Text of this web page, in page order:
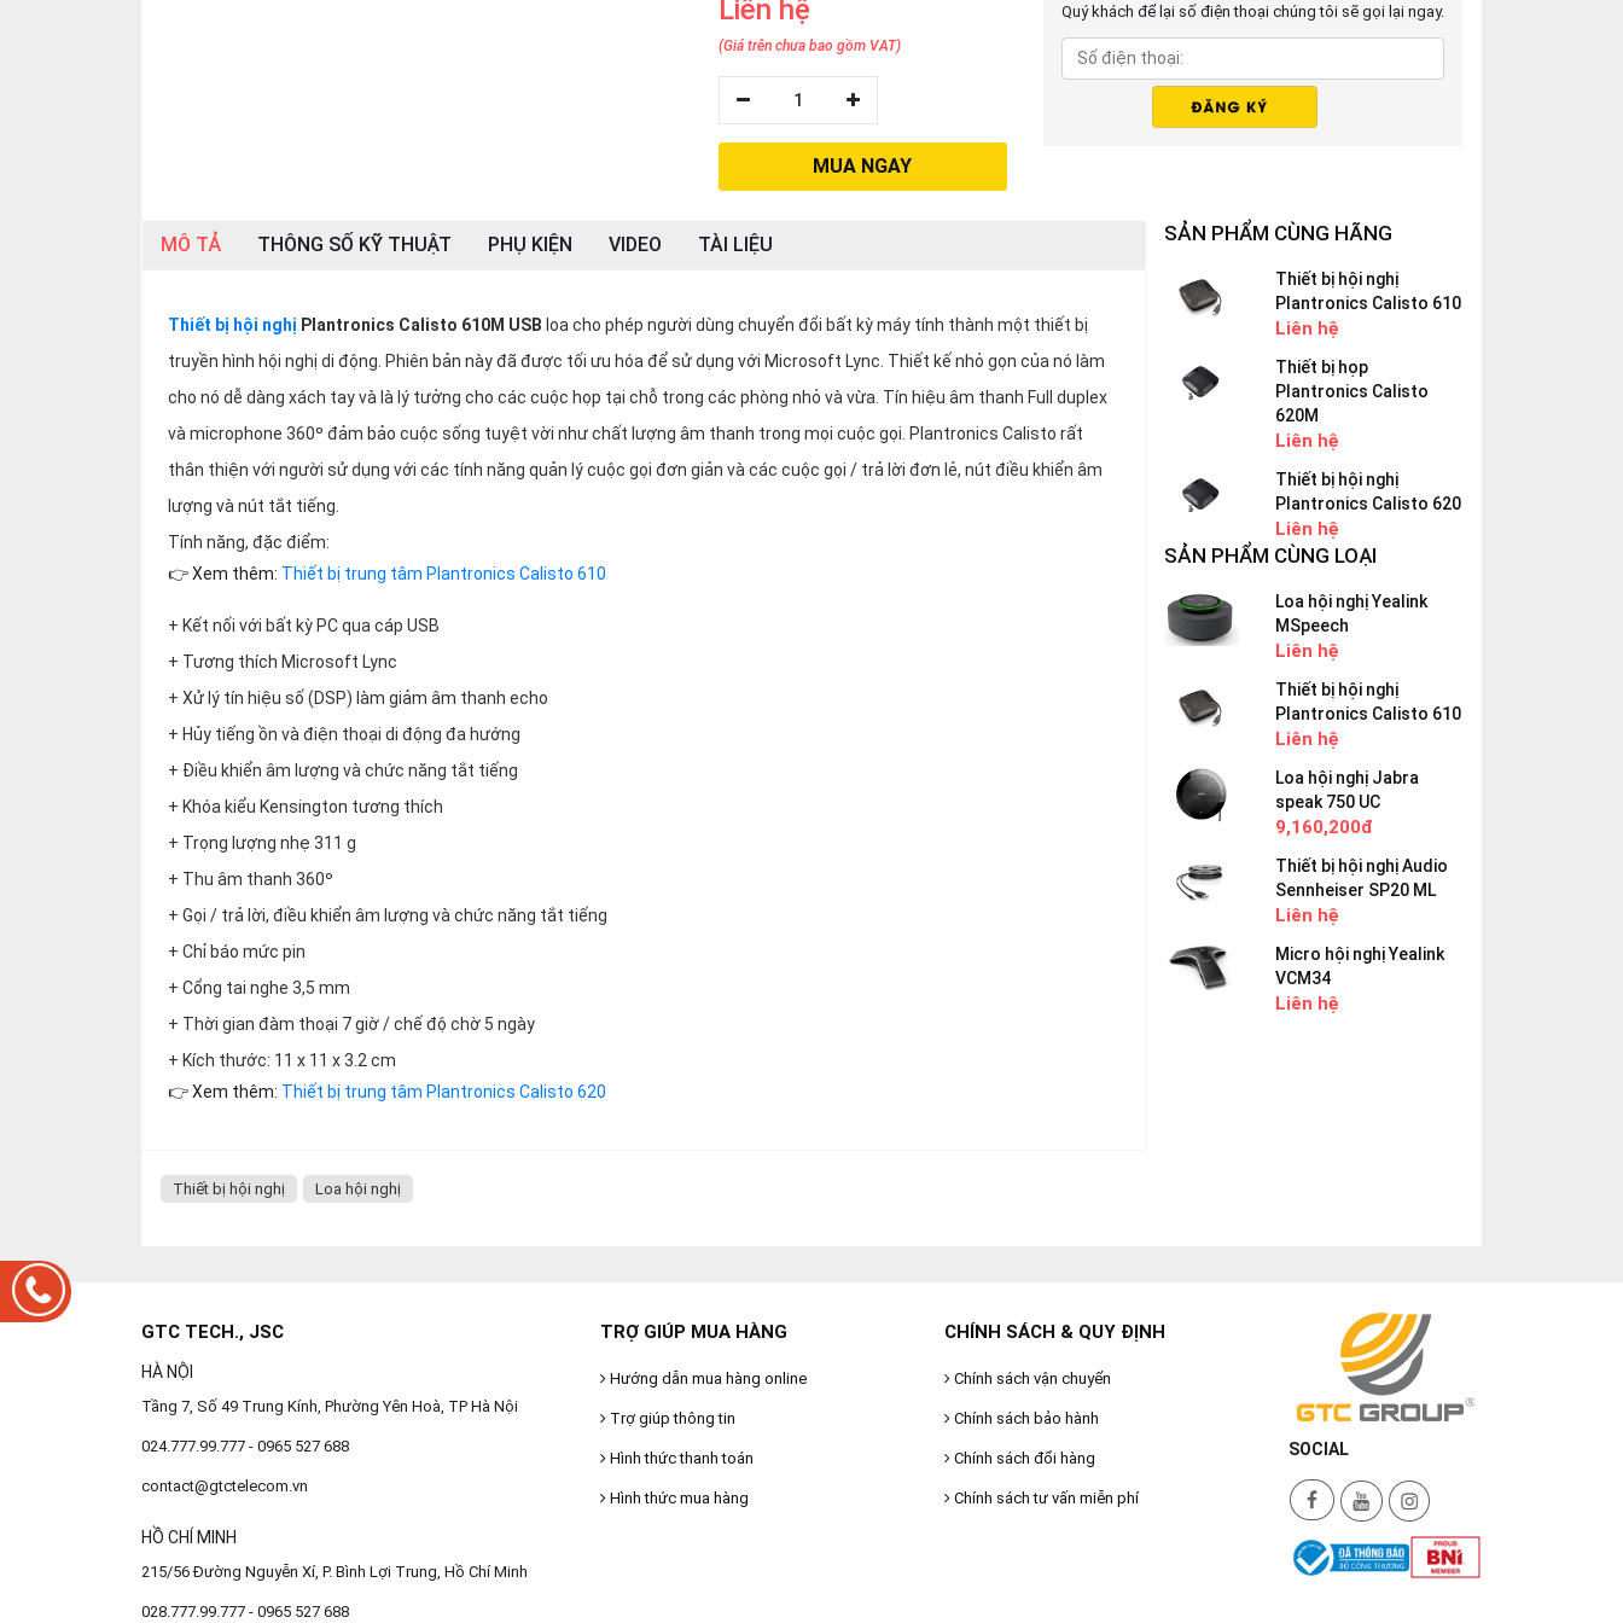
Liên hệ
(Giá trên chưa bao gồm VAT)
1
MUA NGAY
Quý khách để lại số điện thoại chúng tôi sẽ gọi lại ngay.
MÔ TẢ THÔNG SỐ KỸ THUẬT PHỤ KIỆN VIDEO TÀI LIỆU
Thiết bị hội nghị Plantronics Calisto 610M USB loa cho phép người dùng chuyển đổi bất kỳ máy tính thành một thiết bị
truyền hình hội nghị di động. Phiên bản này đã được tối ưu hóa để sử dụng với Microsoft Lync. Thiết kế nhỏ gọn của nó làm
cho nó dễ dàng xách tay và là lý tưởng cho các cuộc họp tại chỗ trong các phòng nhỏ và vừa. Tín hiệu âm thanh Full duplex
và microphone 360º đảm bảo cuộc sống tuyệt vời như chất lượng âm thanh trong mọi cuộc gọi. Plantronics Calisto rất
thân thiện với người sử dụng với các tính năng quản lý cuộc gọi đơn giản và các cuộc gọi / trả lời đơn lẻ, nút điều khiển âm
lượng và nút tắt tiếng.
Tính năng, đặc điểm:
👉 Xem thêm: Thiết bị trung tâm Plantronics Calisto 610
+ Kết nối với bất kỳ PC qua cáp USB
+ Tương thích Microsoft Lync
+ Xử lý tín hiệu số (DSP) làm giảm âm thanh echo
+ Hủy tiếng ồn và điện thoại di động đa hướng
+ Điều khiển âm lượng và chức năng tắt tiếng
+ Khóa kiểu Kensington tương thích
+ Trọng lượng nhẹ 311 g
+ Thu âm thanh 360º
+ Gọi / trả lời, điều khiển âm lượng và chức năng tắt tiếng
+ Chỉ báo mức pin
+ Cổng tai nghe 3,5 mm
+ Thời gian đàm thoại 7 giờ / chế độ chờ 5 ngày
+ Kích thước: 11 x 11 x 3.2 cm
👉 Xem thêm: Thiết bị trung tâm Plantronics Calisto 620
Thiết bị hội nghị Loa hội nghị
SẢN PHẨM CÙNG HÃNG
Thiết bị hội nghị
Plantronics Calisto 610
Liên hệ
Thiết bị họp
Plantronics Calisto
620M
Liên hệ
Thiết bị hội nghị
Plantronics Calisto 620
Liên hệ
SẢN PHẨM CÙNG LOẠI
Loa hội nghị Yealink
MSpeech
Liên hệ
Thiết bị hội nghị
Plantronics Calisto 610
Liên hệ
Loa hội nghị Jabra
speak 750 UC
9,160,200đ
Thiết bị hội nghị Audio
Sennheiser SP20 ML
Liên hệ
Micro hội nghị Yealink
VCM34
Liên hệ
GTC TECH., JSC
HÀ NỘI
Tầng 7, Số 49 Trung Kính, Phường Yên Hoà, TP Hà Nội
024.777.99.777 - 0965 527 688
contact@gtctelecom.vn
HỒ CHÍ MINH
215/56 Đường Nguyễn Xí, P. Bình Lợi Trung, Hồ Chí Minh
028.777.99.777 - 0965 527 688
TRỢ GIÚP MUA HÀNG
Hướng dẫn mua hàng online
Trợ giúp thông tin
Hình thức thanh toán
Hình thức mua hàng
CHÍNH SÁCH & QUY ĐỊNH
Chính sách vận chuyển
Chính sách bảo hành
Chính sách đổi hàng
Chính sách tư vấn miễn phí
SOCIAL